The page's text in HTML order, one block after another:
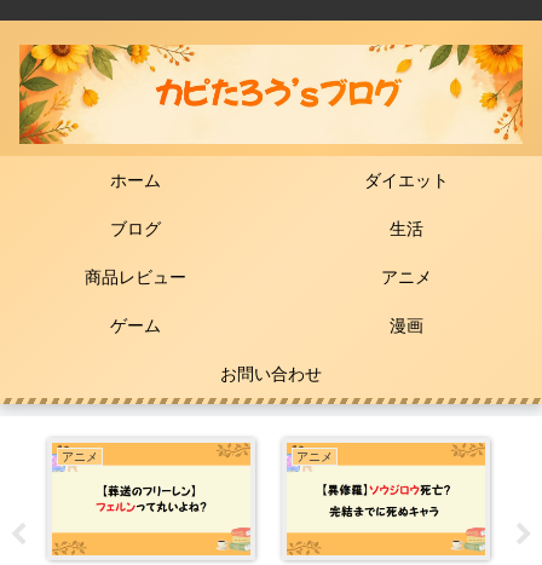
ホーム ダイエット
ブログ 生活
商品レビュー アニメ
ゲーム 漫画
お問い合わせ
アニメ アニメ